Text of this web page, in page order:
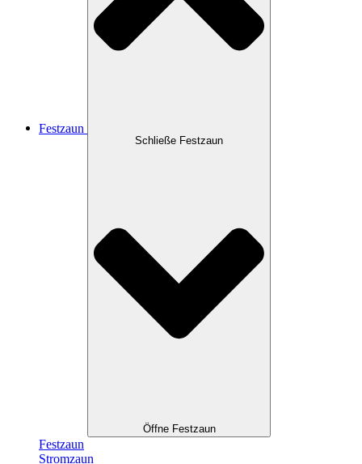
Festzaun
Schließe Festzaun
Öffne Festzaun
Festzaun
Stromzaun